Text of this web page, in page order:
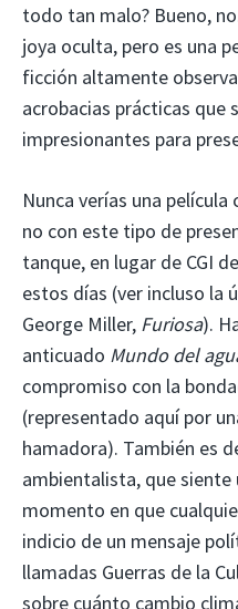
todo tan malo? Bueno,
joya oculta, pero es una
ficción altamente
acrobacias prácticas que
impresionantes para
Nunca verías una
no con este tipo de
tanque, en lugar de CGI
estos días (ver incluso la
George Miller, Furiosa).
anticuado Mundo del
compromiso con la
(representado aquí por
hamadora). También es
ambientalista, que siente
momento en que
indicio de un mensaje
llamadas Guerras de la
sobre cuánto cambio